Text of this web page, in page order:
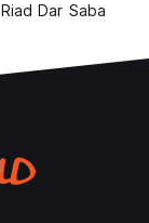
Riad Dar Saba